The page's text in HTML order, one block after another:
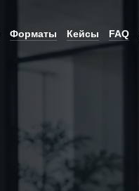
Форматы Кейсы FAQ